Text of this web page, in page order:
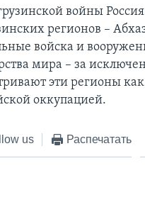
войны
регионов –
войска и
мира – за
эти регионы
оккупацией.
us Распечатать